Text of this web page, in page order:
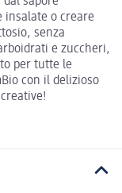
insalate o creare
senza
e zuccheri,
per tutte le
con il delizioso